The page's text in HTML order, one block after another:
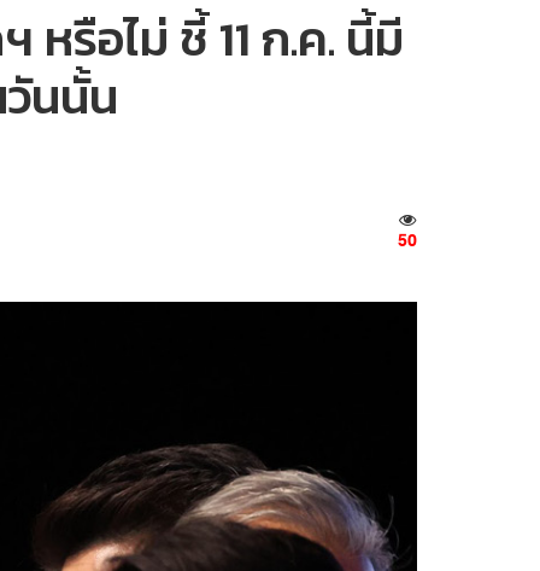
รือไม่ ชี้ 11 ก.ค. นี้มี
นนั้น
50